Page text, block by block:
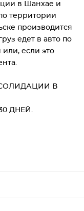
в Шанхае и
территории
производится
едет в авто по
если это
В
ДНЕЙ.